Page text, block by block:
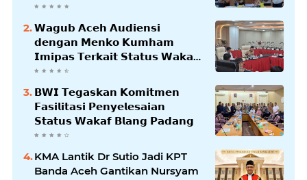
𝗪𝗮𝗴𝘂𝗯 𝗔𝗰𝗲𝗵 𝗔𝘂𝗱𝗶𝗲𝗻𝘀𝗶
𝗱𝗲𝗻𝗴𝗮𝗻 𝗠𝗲𝗻𝗸𝗼 𝗞𝘂𝗺𝗵𝗮𝗺
𝗜𝗺𝗶𝗽𝗮𝘀 𝗧𝗲𝗿𝗸𝗮𝗶𝘁 𝗦𝘁𝗮𝘁𝘂𝘀 𝗪𝗮𝗸𝗮𝗳
𝗕𝗹𝗮𝗻𝗴𝗽𝗮𝗱𝗮𝗻𝗴
𝗕𝗪𝗜 𝗧𝗲𝗴𝗮𝘀𝗸𝗮𝗻 𝗞𝗼𝗺𝗶𝘁𝗺𝗲𝗻
𝗙𝗮𝘀𝗶𝗹𝗶𝘁𝗮𝘀𝗶 𝗣𝗲𝗻𝘆𝗲𝗹𝗲𝘀𝗮𝗶𝗮𝗻
𝗦𝘁𝗮𝘁𝘂𝘀 𝗪𝗮𝗸𝗮𝗳 𝗕𝗹𝗮𝗻𝗴 𝗣𝗮𝗱𝗮𝗻𝗴
KMA Lantik Dr Sutio Jadi KPT
Banda Aceh Gantikan Nursyam